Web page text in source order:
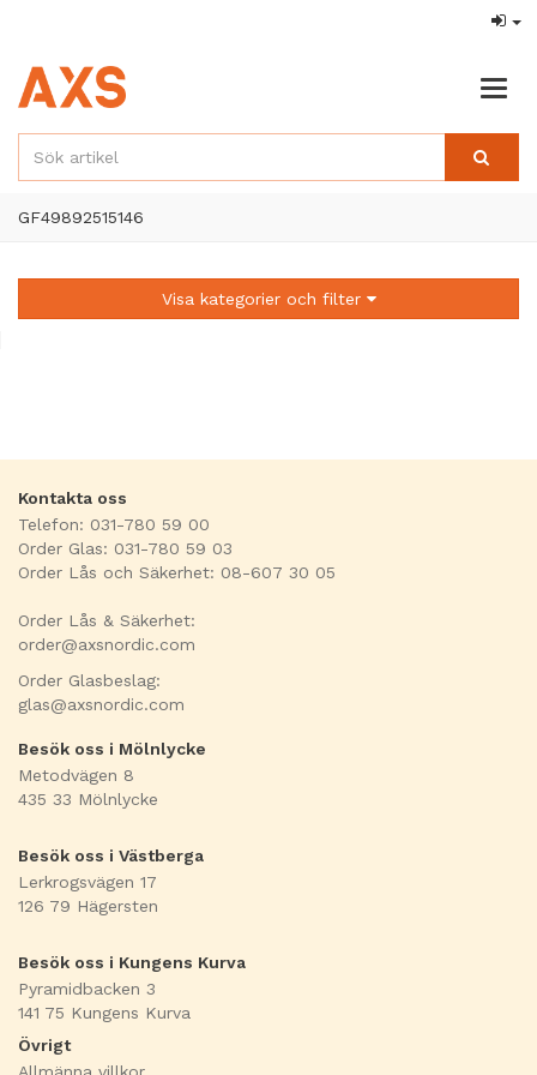
GF49892515146
Visa kategorier och filter
Kontakta oss
Telefon: 031-780 59 00
Order Glas: 031-780 59 03
Order Lås och Säkerhet: 08-607 30 05
Order Lås & Säkerhet:
order@axsnordic.com
Order Glasbeslag:
glas@axsnordic.com
Besök oss i Mölnlycke
Metodvägen 8
435 33 Mölnlycke
Besök oss i Västberga
Lerkrogsvägen 17
126 79 Hägersten
Besök oss i Kungens Kurva
Pyramidbacken 3
141 75 Kungens Kurva
Övrigt
Allmänna villkor